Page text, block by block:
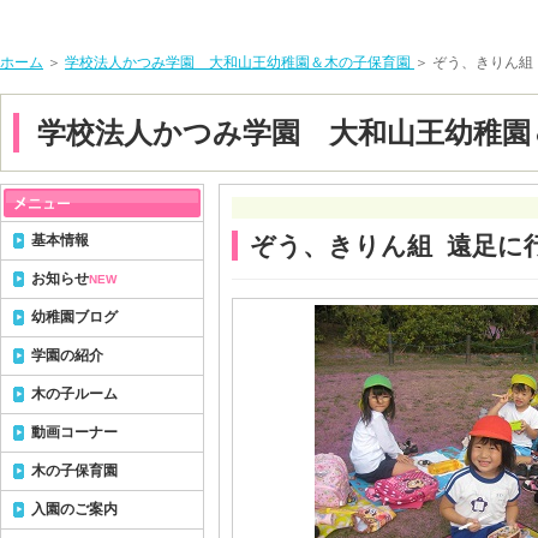
ホーム ＞ 学校法人かつみ学園 大和山王幼稚園＆木の子保育園 ＞ ぞう、きりん
学校法人かつみ学園 大和山王幼稚園
ぞう、きりん組 遠足に
基本情報
お知らせNEW
幼稚園ブログ
学園の紹介
木の子ルーム
動画コーナー
木の子保育園
入園のご案内